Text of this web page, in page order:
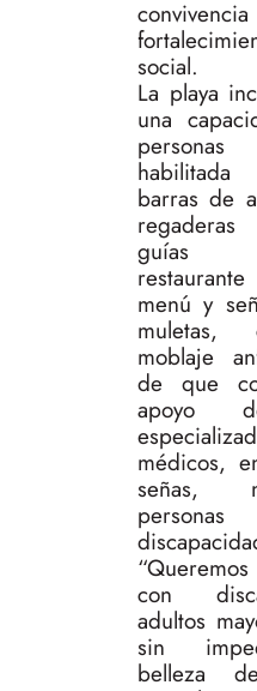
social.
La playa
una
habilitada
barras de
guías
menú y
muletas,
moblaje
de que
apoyo
médicos,
señas,
con
adultos
sin
belleza